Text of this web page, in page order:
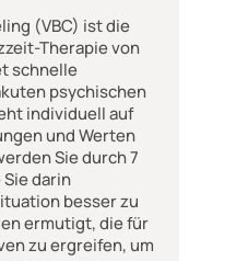
(VBC) ist die
Therapie von
schnelle
psychischen
individuell auf
und Werten
Sie durch 7
darin
besser zu
ermutigt, die für
zu ergreifen, um